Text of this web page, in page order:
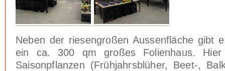
Neben der riesengroßen Aussenfläche gibt
ein ca. 300 qm großes Folienhaus.
Saisonpflanzen (Frühjahrsblüher, Beet-,